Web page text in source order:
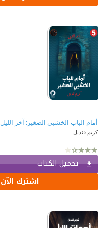
أمام الباب الخشبي الصغير: آخر الليل 5
كريم قنديل
تحميل الكتاب
اشترك الآن